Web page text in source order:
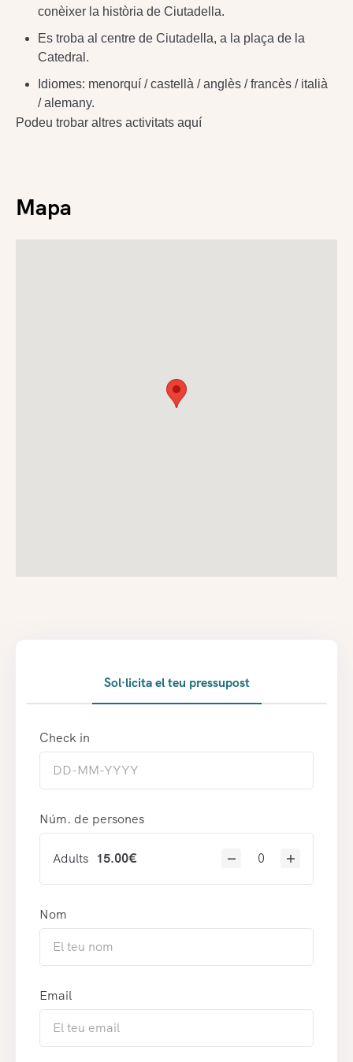
conèixer la història de Ciutadella.
Es troba al centre de Ciutadella, a la plaça de la
Catedral.
Idiomes: menorquí / castellà / anglès / francès / italià
/ alemany.
Podeu trobar altres activitats aquí
Mapa
Sol·licita el teu pressupost
Check in
Núm. de persones
Adults 15.00€
Nom
Email